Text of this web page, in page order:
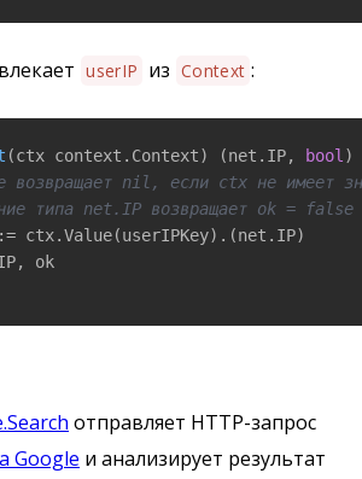
userIP из Context :
(ctx context.Context) (net.IP, bool)
nil, если ctx не имеет
типа net.IP возвращает ok =
ctx.Value(userIPKey).(net.IP)
ok
отправляет HTTP-запрос
Google и анализирует результат